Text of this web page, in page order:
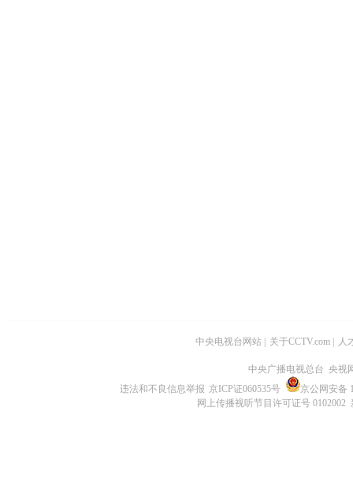
中央电视台网站 关于CCTV.com 人
中央广播电视总台 央视
违法和不良信息举报 京ICP证060535号
京公网安备
网上传播视听节目许可证号 0102002